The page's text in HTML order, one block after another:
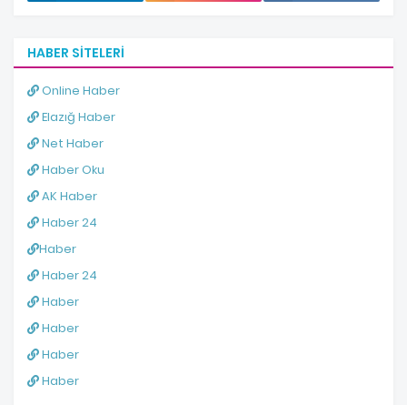
HABER SITELERI
Online Haber
Elazığ Haber
Net Haber
Haber Oku
AK Haber
Haber 24
Haber
Haber 24
Haber
Haber
Haber
Haber